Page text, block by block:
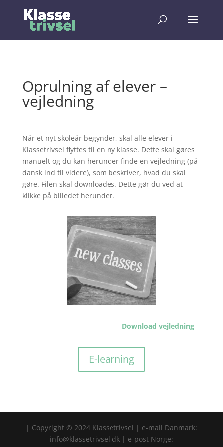
Oprulning af elever –
vejledning
Når et nyt skoleår begynder, skal alle elever i
Klassetrivsel flyttes til en ny klasse. Dette skal gøres
manuelt og du kan herunder finde en vejledning (på
dansk ind til videre), som beskriver, hvad du skal
gøre. Filen skal downloades. Dette gør du ved at
klikke på billedet herunder.
Download vejledning
E-learning
| Copyright © 2024 Klassetrivsel | e-mail Danmark:
info@klassetrivsel.dk | e-post Norge: